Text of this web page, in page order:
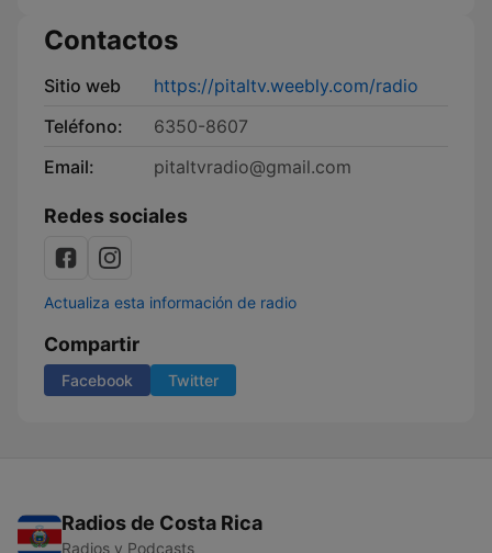
Contactos
Sitio web
https://pitaltv.weebly.com/radio
Teléfono:
6350-8607
Email:
pitaltvradio@gmail.com
Redes sociales
Actualiza esta información de radio
Compartir
Facebook Twitter
Radios de Costa Rica
Radios y Podcasts